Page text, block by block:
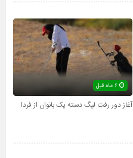
آغاز دور رفت لیگ دسته یک بانوان از فردا